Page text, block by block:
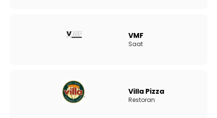
VMF
Saat
Villa Pizza
Restoran